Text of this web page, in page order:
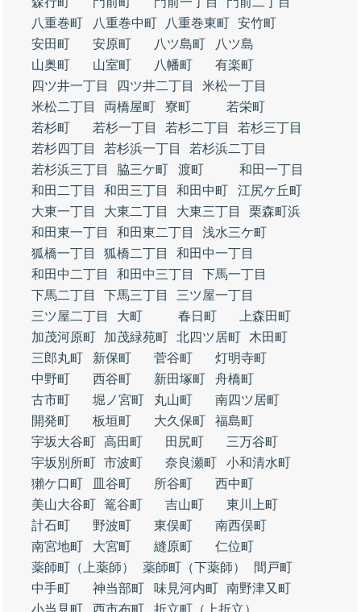
八重巻町
八重巻中町 八重巻東町 安竹町
安田町
安原町 八ツ島町
八ツ島
山奥町
山室町 八幡町
有楽町
四ツ井一丁目
四ツ井二丁目
米松一丁目
米松二丁目
両橋屋町 寮町
若栄町
若杉町
若杉一丁目 若杉二丁目
若杉三丁目
若杉四丁目
若杉浜一丁目
若杉浜二丁目
若杉浜三丁目
脇三ケ町 渡町
和田一丁目
和田二丁目
和田三丁目 和田中町
江尻ケ丘町
大東一丁目
大東二丁目 大東三丁目
栗森町浜
和田東一丁目
和田東二丁目
浅水三ケ町
狐橋一丁目
狐橋二丁目
和田中一丁目
和田中二丁目
和田中三丁目
下馬一丁目
下馬二丁目
下馬三丁目
三ツ屋一丁目
三ツ屋二丁目
大町 春日町
上森田町
加茂河原町
加茂緑苑町 北四ツ居町
木田町
三郎丸町
新保町 菅谷町
灯明寺町
中野町
西谷町 新田塚町
舟橋町
古市町
堀ノ宮町 丸山町
南四ツ居町
開発町
板垣町 大久保町
福島町
宇坂大谷町 高田町 田尻町
三万谷町
宇坂別所町 市波町 奈良瀬町
小和清水町
獺ケ口町
皿谷町 所谷町
西中町
美山大谷町 篭谷町 吉山町
東川上町
計石町
野波町 東俣町
南西俣町
南宮地町
大宮町 縫原町
仁位町
薬師町（上薬師）
薬師町（下薬師）
間戸町
中手町
神当部町 味見河内町 南野津又町
小当見町
西市布町 折立町（上折立）